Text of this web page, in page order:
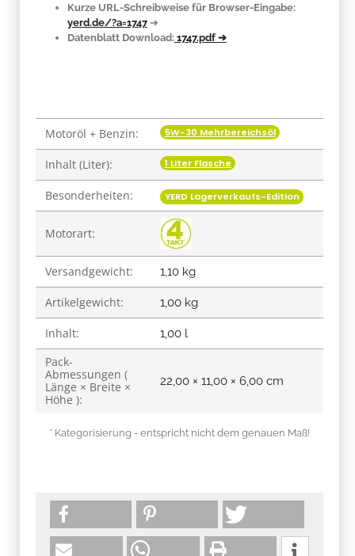
Kurze URL-Schreibweise für Browser-Eingabe:
yerd.de/?a=1747 ➔
Datenblatt Download: 1747.pdf ➔
Produkteigenschaft
Wert
Motoröl + Benzin: 5W-30 Mehrbereichsöl
Inhalt (Liter): 1 Liter Flasche
Besonderheiten: YERD Lagerverkaufs-Edition
Motorart:
Versandgewicht: 1,10 kg
Artikelgewicht: 1,00 kg
Inhalt: 1,00 l
Pack-
Abmessungen (
Länge × Breite ×
Höhe ):
22,00 × 11,00 × 6,00 cm
* Kategorisierung - entspricht nicht dem genauen Maß!